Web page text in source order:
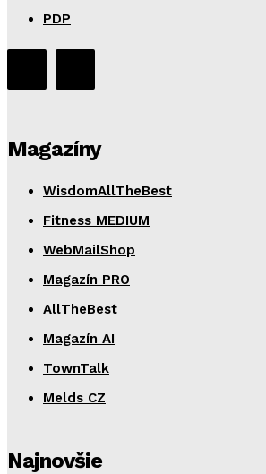
PDP
Magazíny
WisdomAllTheBest
Fitness MEDIUM
WebMailShop
Magazín PRO
AllTheBest
Magazín AI
TownTalk
Melds CZ
Najnovšie